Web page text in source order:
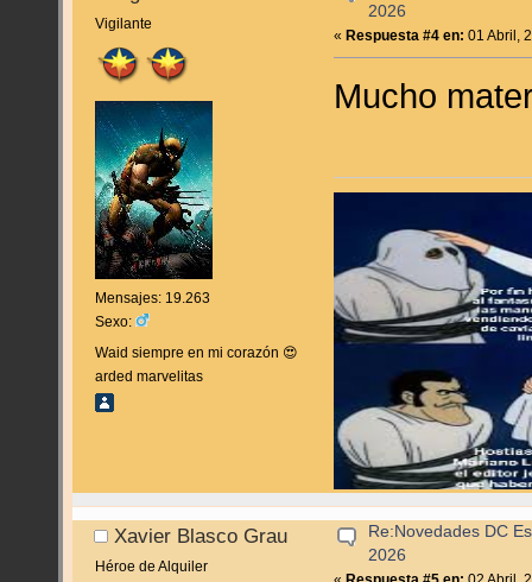
Vigilante
Mensajes: 19.263
Sexo:
Waid siempre en mi corazón 😍
arded marvelitas
2026
«Respuesta #4 en: 01 Abril,
Mucho
Xavier Blasco Grau
Héroe de Alquiler
Re:Novedades DC
2026